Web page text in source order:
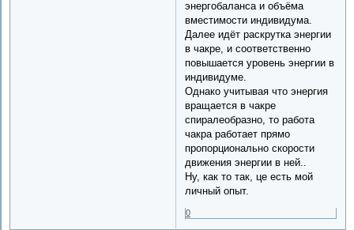
энергобаланса и объёма
вместимости индивидума.
Далее идёт раскрутка энергии
в чакре, и соответственно
повышается уровень энергии в
индивидуме.
Однако учитывая что энергия
вращается в чакре
спиралеобразно, то работа
чакра работает прямо
пропорционально скорости
движения энергии в ней..
Ну, как то так, це есть мой
личный опыт.
0